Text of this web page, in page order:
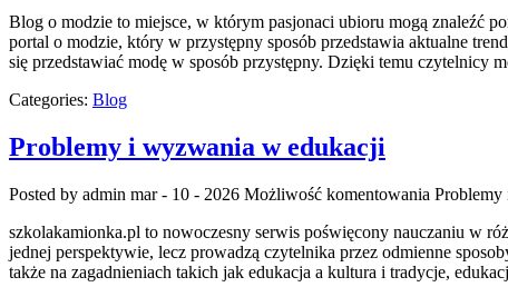
Blog o modzie to miejsce, w którym pasjonaci ubioru mogą znaleźć
portal o modzie, który w przystępny sposób przedstawia aktualne
się przedstawiać modę w sposób przystępny. Dzięki temu czytelnicy
Categories: Blog
Problemy i wyzwania w edukacji
Posted by admin mar - 10 - 2026 Możliwość komentowania
szkolakamionka.pl to nowoczesny serwis poświęcony nauczaniu w
jednej perspektywie, lecz prowadzą czytelnika przez odmienne
także na zagadnieniach takich jak edukacja a kultura i tradycje,